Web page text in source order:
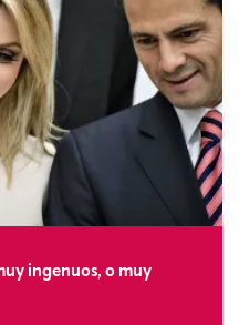
ingenuos, o muy